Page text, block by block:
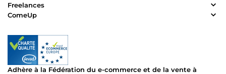
Freelances
ComeUp
Adhère à la Fédération du e-commerce et de la vente à